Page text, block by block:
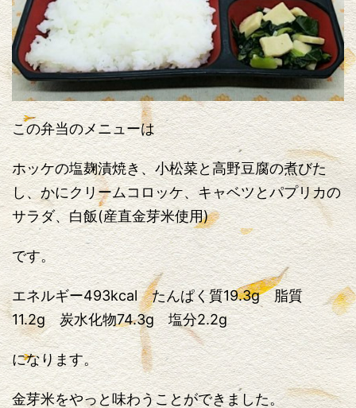
この弁当のメニューは
ホッケの塩麹漬焼き、小松菜と高野豆腐の煮びた
し、かにクリームコロッケ、キャベツとパプリカの
サラダ、白飯(産直金芽米使用)
です。
エネルギー493kcal たんぱく質19.3g 脂質
11.2g 炭水化物74.3g 塩分2.2g
になります。
金芽米をやっと味わうことができました。